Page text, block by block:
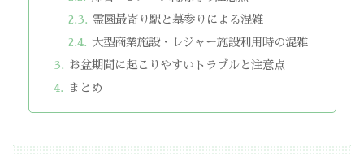
霊園最寄り駅と墓参りによる混雑
大型商業施設・レジャー施設利用時の混雑
お盆期間に起こりやすいトラブルと注意点
まとめ